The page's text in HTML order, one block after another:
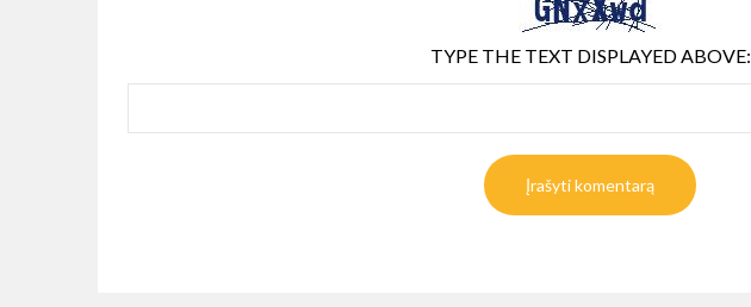
TYPE THE TEXT DISPLAYED ABOVE: